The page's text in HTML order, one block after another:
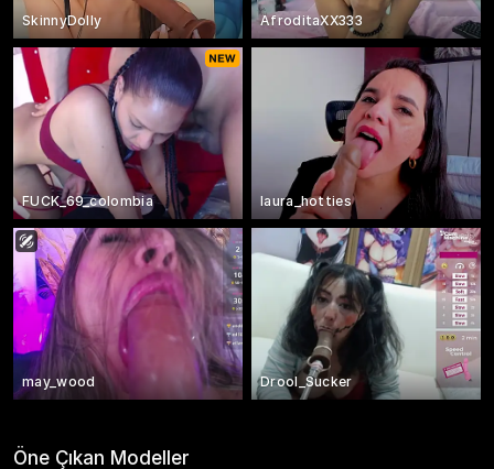
SkinnyDolly AfroditaXX333
FUCK_69_colombia laura_hotties
may_wood Drool_Sucker
Öne Çıkan Modeller